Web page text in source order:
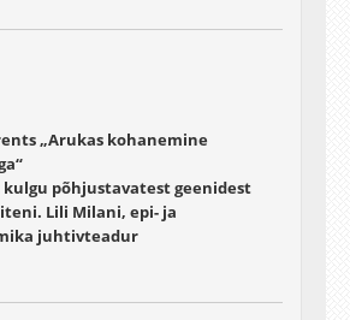
„Arukas kohanemine
põhjustavatest geenidest
Lili Milani, epi- ja
juhtivteadur